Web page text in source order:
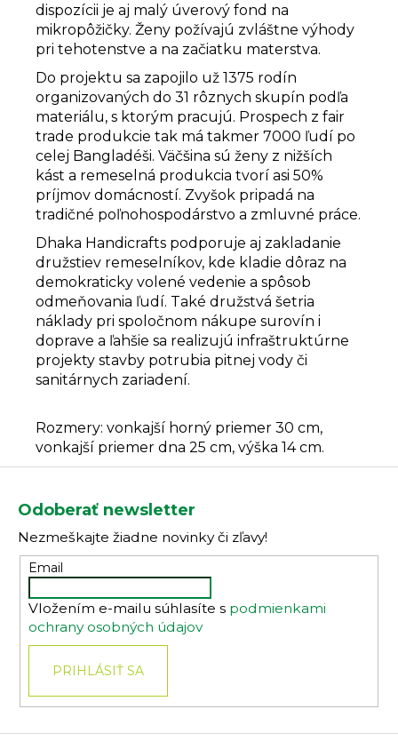
dispozícii je aj malý úverový fond na
mikropôžičky. Ženy požívajú zvláštne výhody
pri tehotenstve a na začiatku materstva.
Do projektu sa zapojilo už 1375 rodín
organizovaných do 31 rôznych skupín podľa
materiálu, s ktorým pracujú. Prospech z fair
trade produkcie tak má takmer 7000 ľudí po
celej Bangladéši. Väčšina sú ženy z nižších
kást a remeselná produkcia tvorí asi 50%
príjmov domácností. Zvyšok pripadá na
tradičné poľnohospodárstvo a zmluvné práce.
Dhaka Handicrafts podporuje aj zakladanie
družstiev remeselníkov, kde kladie dôraz na
demokraticky volené vedenie a spôsob
odmeňovania ľudí. Také družstvá šetria
náklady pri spoločnom nákupe surovín i
doprave a ľahšie sa realizujú infraštruktúrne
projekty stavby potrubia pitnej vody či
sanitárnych zariadení.
Rozmery: vonkajší horný priemer 30 cm,
vonkajší priemer dna 25 cm, výška 14 cm.
Odoberať newsletter
Nezmeškajte žiadne novinky či zľavy!
Email
Vložením e-mailu súhlasíte s podmienkami
ochrany osobných údajov
PRIHLÁSIŤ SA